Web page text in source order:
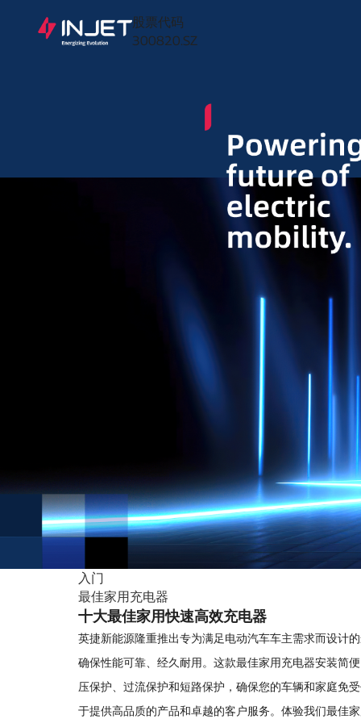
股票代码
300820.SZ
入门
最佳家用充电器
十大最佳家用快速高效充电器
英捷新能源隆重推出专为满足电动汽车车主需求而设计
确保性能可靠、经久耐用。这款最佳家用充电器安装简
压保护、过流保护和短路保护，确保您的车辆和家庭免
于提供高品质的产品和卓越的客户服务。体验我们最佳